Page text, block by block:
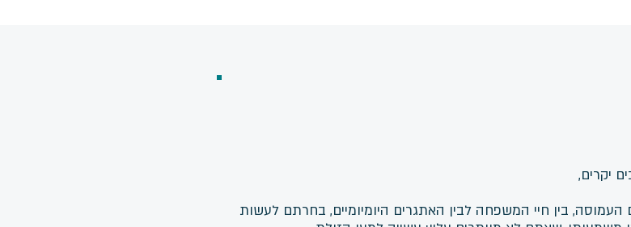
יקרים,
העמוסה, בין חיי המשפחה לבין האתגרים היומיומיים, בחרתם לעשות